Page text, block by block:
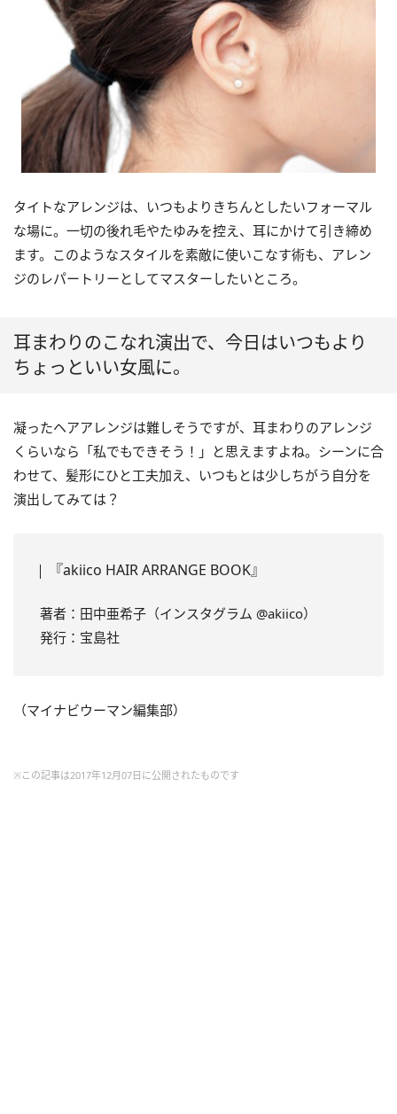
タイトなアレンジは、いつもよりきちんとしたいフォーマル
な場に。一切の後れ毛やたゆみを控え、耳にかけて引き締め
ます。このようなスタイルを素敵に使いこなす術も、アレン
ジのレパートリーとしてマスターしたいところ。
耳まわりのこなれ演出で、今日はいつもより
ちょっといい女風に。
凝ったヘアアレンジは難しそうですが、耳まわりのアレンジ
くらいなら「私でもできそう！」と思えますよね。シーンに合
わせて、髪形にひと工夫加え、いつもとは少しちがう自分を
演出してみては？
『akiico HAIR ARRANGE BOOK』
著者：田中亜希子（インスタグラム @akiico）
発行：宝島社
（マイナビウーマン編集部）
※この記事は2017年12月07日に公開されたものです